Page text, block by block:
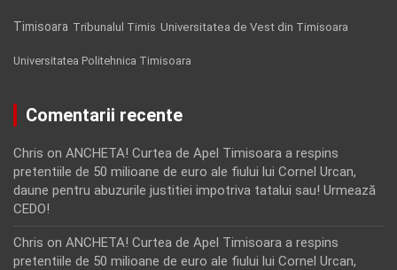
Timisoara Tribunalul Timis Universitatea de Vest din Timisoara
Universitatea Politehnica Timisoara
Comentarii recente
Chris on ANCHETA! Curtea de Apel Timisoara a respins
pretentiile de 50 milioane de euro ale fiului lui Cornel Urcan,
daune pentru abuzurile justitiei impotriva tatalui sau! Urmează
CEDO!
Chris on ANCHETA! Curtea de Apel Timisoara a respins
pretentiile de 50 milioane de euro ale fiului lui Cornel Urcan,